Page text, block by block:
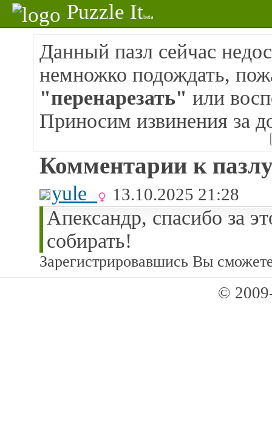
Puzzle Itbeta
Данный пазл сейчас
немножко подождать,
"перенарезать" или
Приносим извинения за
Комментарии к
yule_ 13.10.2025 21:28
Апександр, спасибо за
собирать!
Зарегистрировавшись Вы
©